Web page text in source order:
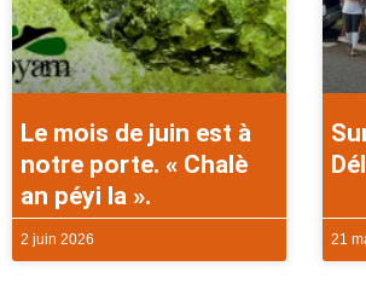
Le mois de juin est à
notre porte. « Chalè
an péyi la ».
2 juin 2026 21